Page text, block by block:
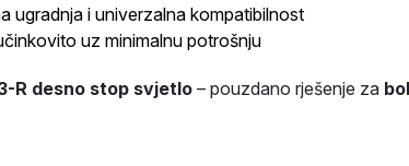
ugradnja i univerzalna kompatibilnost
uz minimalnu potrošnju
R desno stop svjetlo – pouzdano rješenje za